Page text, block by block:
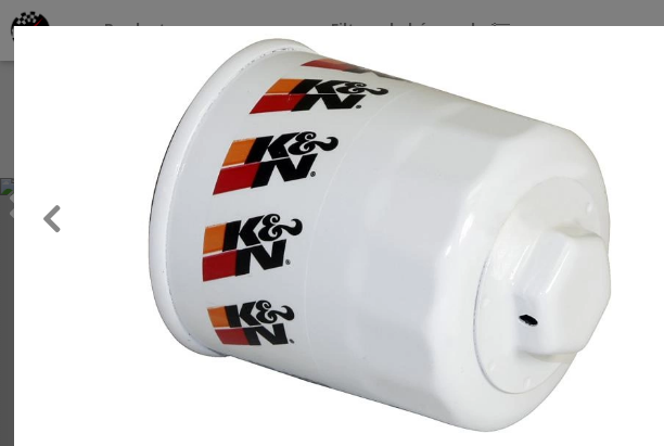
Clients
Productos por marcas Filtros de búsqueda
Previous